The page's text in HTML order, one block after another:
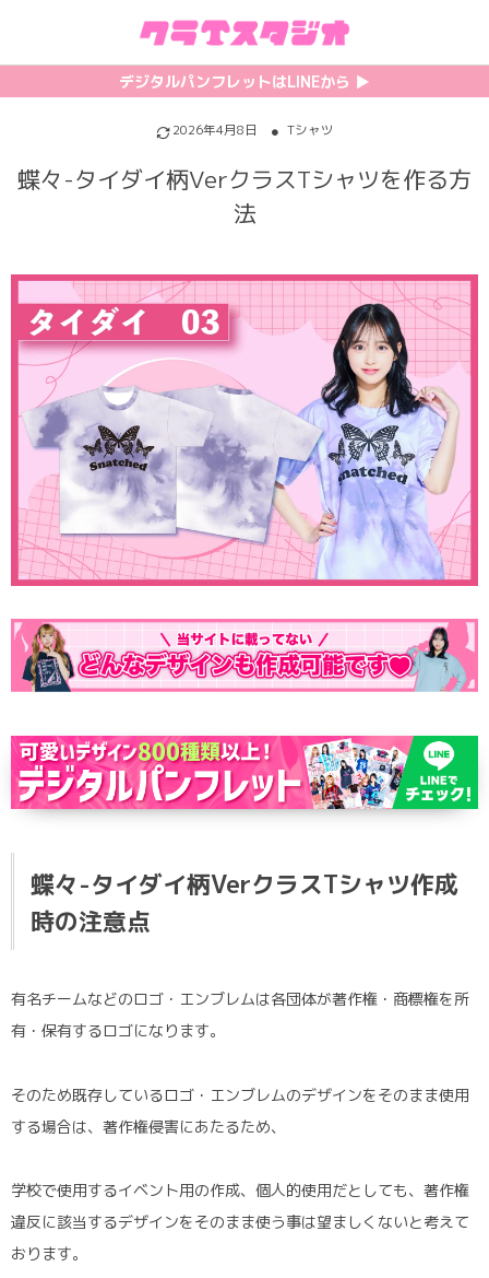
デジタルパンフレットはLINEから ▶︎︎
2026年4月8日 Tシャツ
蝶々-タイダイ柄VerクラスTシャツを作る方
法
蝶々-タイダイ柄VerクラスTシャツ作成
時の注意点
有名チームなどのロゴ・エンブレムは各団体が著作権・商標権を所
有・保有するロゴになります。
そのため既存しているロゴ・エンブレムのデザインをそのまま使用
する場合は、著作権侵害にあたるため、
学校で使用するイベント用の作成、個人的使用だとしても、著作権
違反に該当するデザインをそのまま使う事は望ましくないと考えて
おります。
初めての方へ
クラスTシャツの注文方法
料金について
お支払い方法について
キャンセル・変更について
利用規約
無料でLINE相談する
カテゴリ一覧
ホッケーユニフォーム
バスケユニフォーム
ゲーム
パロディ
グリッター&ラメ
ポロシャツ
ロンT・長袖
パーカー・スウェット
タイダイ柄
フルカラー
特集記事
【最新】流行りの背ネーム特集
【インスタ映え】おすすめクラT集
韓国パロディ人気デザイン特集
おしゃれデザインクラスTシャツ
かわいいクラスTシャツ
おもしろクラスTシャツ
かっこいいクラスTシャツ
責任をもってお届けします
ニュース
プリント
フォントを選ぶ
シルクスクリーンについて
昇華プリントについて
全面プリントクラスTシャツ
DTFプリントについて
SDGsについて
セルフプリント